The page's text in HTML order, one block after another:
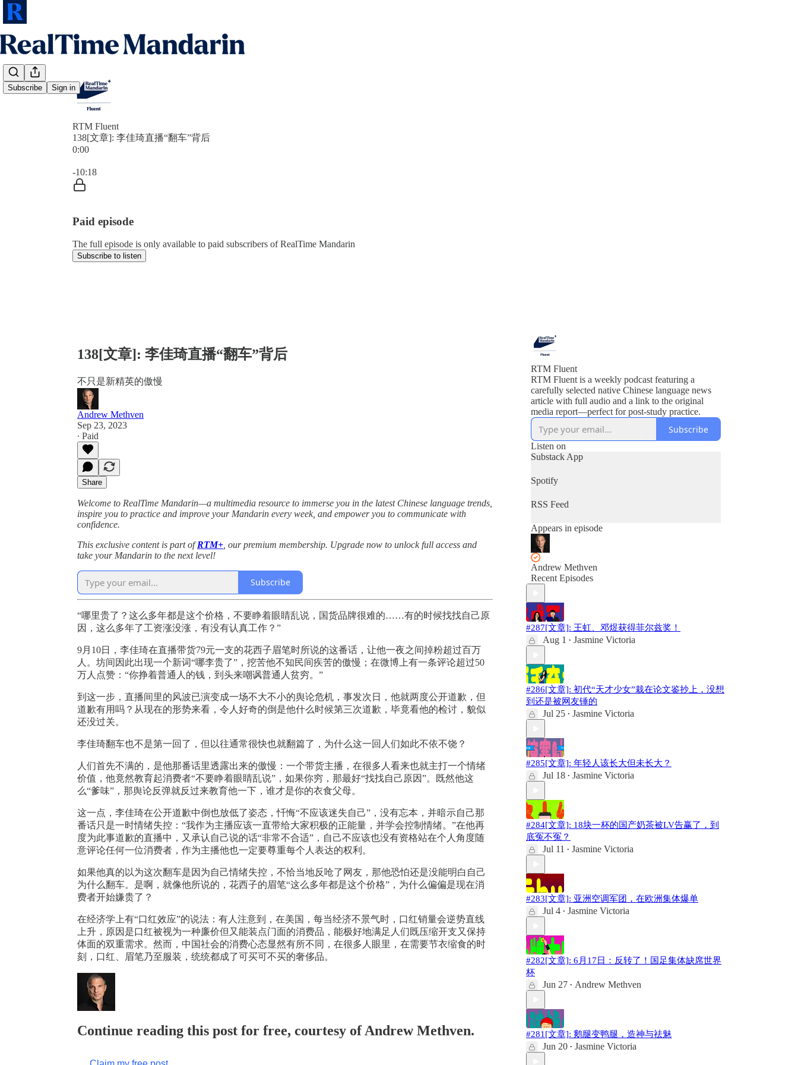
Subscribe Sign in
RTM Fluent
138[文章]: 李佳琦直播“翻车”背后
0:00
-10:18
Paid episode
The full episode is only available to paid subscribers of RealTime Mandarin
Subscribe to listen
138[文章]: 李佳琦直播“翻车”背后
不只是新精英的傲慢
Andrew Methven
Sep 23, 2023
∙ Paid
Share
Welcome to RealTime Mandarin—a multimedia resource to immerse you in the latest Chinese language trends,
inspire you to practice and improve your Mandarin every week, and empower you to communicate with
confidence.
This exclusive content is part ofRTM+ , our premium membership. Upgrade now to unlock full access and
take your Mandarin to the next level!
Subscribe
“哪里贵了？这么多年都是这个价格，不要睁着眼睛乱说，国货品牌很难的……有的时候找找自己原
因，这么多年了工资涨没涨，有没有认真工作？”
9月10日，李佳琦在直播带货79元一支的花西子眉笔时所说的这番话，让他一夜之间掉粉超过百万
人。坊间因此出现一个新词“哪李贵了”，挖苦他不知民间疾苦的傲慢；在微博上有一条评论超过50
万人点赞：“你挣着普通人的钱，到头来嘲讽普通人贫穷。”
到这一步，直播间里的风波已演变成一场不大不小的舆论危机，事发次日，他就两度公开道歉，但
道歉有用吗？从现在的形势来看，令人好奇的倒是他什么时候第三次道歉，毕竟看他的检讨，貌似
还没过关。
李佳琦翻车也不是第一回了，但以往通常很快也就翻篇了，为什么这一回人们如此不依不饶？
人们首先不满的，是他那番话里透露出来的傲慢：一个带货主播，在很多人看来也就主打一个情绪
价值，他竟然教育起消费者“不要睁着眼睛乱说”，如果你穷，那最好“找找自己原因”。既然他这
么“爹味”，那舆论反弹就反过来教育他一下，谁才是你的衣食父母。
这一点，李佳琦在公开道歉中倒也放低了姿态，忏悔“不应该迷失自己”，没有忘本，并暗示自己那
番话只是一时情绪失控：“我作为主播应该一直带给大家积极的正能量，并学会控制情绪。”在他再
度为此事道歉的直播中，又承认自己说的话“非常不合适”，自己不应该也没有资格站在个人角度随
意评论任何一位消费者，作为主播他也一定要尊重每个人表达的权利。
如果他真的以为这次翻车是因为自己情绪失控，不恰当地反呛了网友，那他恐怕还是没能明白自己
为什么翻车。是啊，就像他所说的，花西子的眉笔“这么多年都是这个价格”，为什么偏偏是现在消
费者开始嫌贵了？
在经济学上有“口红效应”的说法：有人注意到，在美国，每当经济不景气时，口红销量会逆势直线
上升，原因是口红被视为一种廉价但又能装点门面的消费品，能极好地满足人们既压缩开支又保持
体面的双重需求。然而，中国社会的消费心态显然有所不同，在很多人眼里，在需要节衣缩食的时
刻，口红、眉笔乃至服装，统统都成了可买可不买的奢侈品。
Continue reading this post for free, courtesy of Andrew Methven.
RTM Fluent
RTM Fluent is a weekly podcast featuring a
carefully selected native Chinese language news
article with full audio and a link to the original
media report—perfect for post-study practice.
Subscribe
Listen on
Substack App
Spotify
RSS Feed
Appears in episode
Andrew Methven
Recent Episodes
#287[文章]: 王虹、邓煜获得菲尔兹奖！
Aug 1 • Jasmine Victoria
#286[文章]: 初代“天才少女”栽在论文鉴抄上，没想
到还是被网友锤的
Jul 25 • Jasmine Victoria
#285[文章]: 年轻人该长大但未长大？
Jul 18 • Jasmine Victoria
#284[文章]: 18块一杯的国产奶茶被LV告赢了，到
底冤不冤？
Jul 11 • Jasmine Victoria
#283[文章]: 亚洲空调军团，在欧洲集体爆单
Jul 4 • Jasmine Victoria
#282[文章]: 6月17日：反转了！国足集体缺席世界
杯
Jun 27 • Andrew Methven
#281[文章]: 鹅腿变鸭腿，造神与祛魅
Jun 20 • Jasmine Victoria